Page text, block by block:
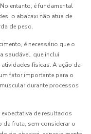
entanto, é fundamental
o abacaxi não atua de
de peso.
é necessário que o
saudável, que inclui
físicas. A ação da
fator importante para o
durante processos
de resultados
fruta, sem considerar o